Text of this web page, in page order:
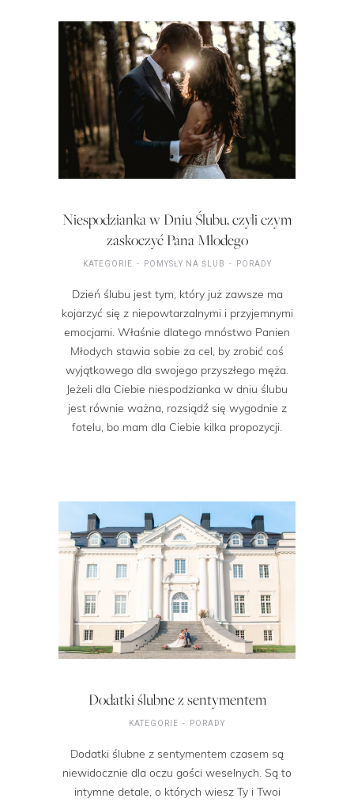
Niespodzianka w Dniu Ślubu, czyli czym
zaskoczyć Pana Młodego
KATEGORIE POMYSŁY NA ŚLUB PORADY
Dzień ślubu jest tym, który już zawsze ma
kojarzyć się z niepowtarzalnymi i przyjemnymi
emocjami. Właśnie dlatego mnóstwo Panien
Młodych stawia sobie za cel, by zrobić coś
wyjątkowego dla swojego przyszłego męża.
Jeżeli dla Ciebie niespodzianka w dniu ślubu
jest równie ważna, rozsiądź się wygodnie z
fotelu, bo mam dla Ciebie kilka propozycji.
Dodatki ślubne z sentymentem
KATEGORIE PORADY
Dodatki ślubne z sentymentem czasem są
niewidocznie dla oczu gości weselnych. Są to
intymne detale, o których wiesz Ty i Twoi